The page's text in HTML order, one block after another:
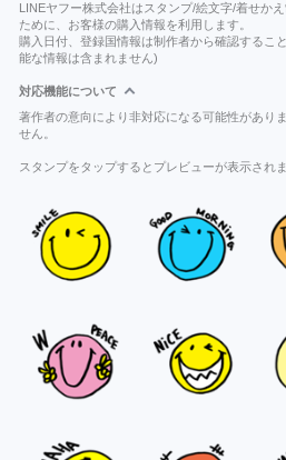
LINEヤフー株式会社はスタンプ/絵文字/着せか
ために、お客様の購入情報を利用します。
購入日付、登録国情報は制作者から確認するこ
能な情報は含まれません)
対応機能について
著作者の意向により非対応になる可能性があり
せん。
スタンプをタップするとプレビューが表示されま